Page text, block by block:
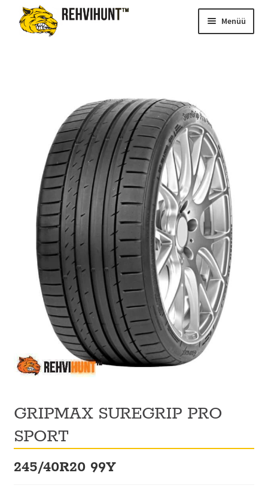
Menüü
GRIPMAX SUREGRIP PRO
SPORT
245/40R20 99Y